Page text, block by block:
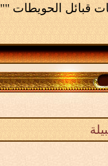
قبائل الحويطات ""